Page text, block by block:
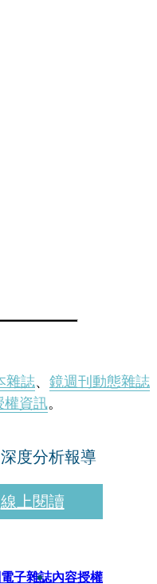
雜誌、 鏡週刊動態雜誌
權資訊。
度分析報導
線上閱讀
子雜誌內容授權